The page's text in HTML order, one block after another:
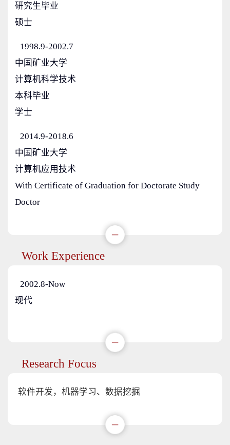
研究生毕业
硕士
1998.9-2002.7
中国矿业大学
计算机科学技术
本科毕业
学士
2014.9-2018.6
中国矿业大学
计算机应用技术
With Certificate of Graduation for Doctorate Study
Doctor
Work Experience
2002.8-Now
现代
Research Focus
软件开发，机器学习、数据挖掘